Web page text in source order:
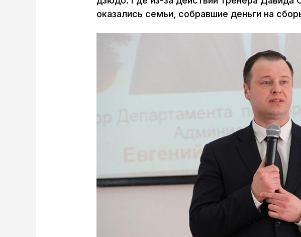
оказались семьи, собравшие деньги на